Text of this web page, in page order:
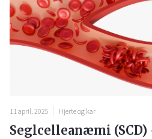
11 april, 2025 Hjerte og kar
Seglcelleanæmi